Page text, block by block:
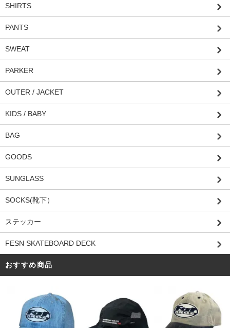
SHIRTS
PANTS
SWEAT
PARKER
OUTER / JACKET
KIDS / BABY
BAG
GOODS
SUNGLASS
SOCKS(靴下）
ステッカー
FESN SKATEBOARD DECK
おすすめ商品